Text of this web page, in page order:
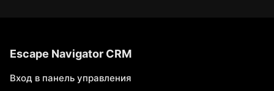
Escape Navigator CRM
Вход в панель управления